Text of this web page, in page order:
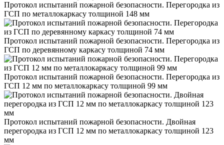
Протокол испытаний пожарной безопасности. Перегородка из
ГСП по металлокаркасу толщиной 148 мм
Протокол испытаний пожарной безопасности. Перегородка из
ГСП по деревянному каркасу толщиной 74 мм
Протокол испытаний пожарной безопасности. Перегородка из
ГСП 12 мм по металлокаркасу толщиной 99 мм
Протокол испытаний пожарной безопасности. Двойная
перегородка из ГСП 12 мм по металлокаркасу толщиной 123
мм